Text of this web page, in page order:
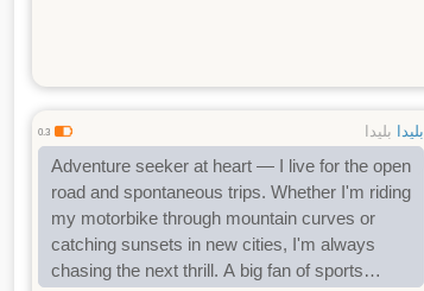
بليدا بليدا 0.3
Adventure seeker at heart — I live for the open
road and spontaneous trips. Whether I'm riding
my motorbike through mountain curves or
catching sunsets in new cities, I'm always
chasing the next thrill. A big fan of sports